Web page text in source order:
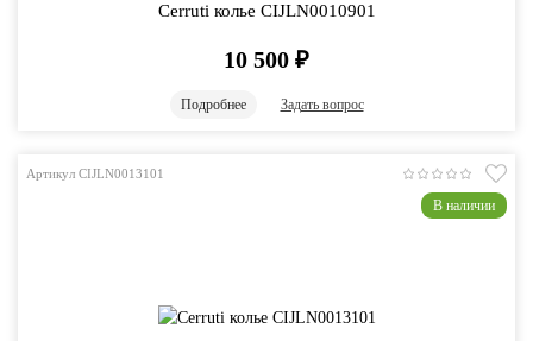
Cerruti колье CIJLN0010901
10 500 ₽
Подробнее Задать вопрос
Артикул CIJLN0013101
В наличии